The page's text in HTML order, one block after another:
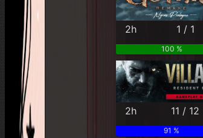
2h 1 / 1
100 %
2h 11 / 12
91 %